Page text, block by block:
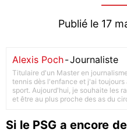
Publié le 17
Alexis Poch-Journaliste
Titulaire d'un Master en
tennis dès l'enfance et j'ai
sport. Aujourd'hui, je souhaite les
et être au plus proche des as du
Si le PSG a encore